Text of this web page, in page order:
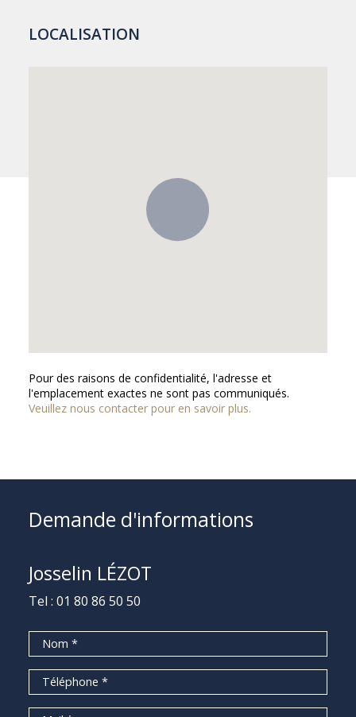
LOCALISATION
Pour des raisons de confidentialité, l'adresse et
l'emplacement exactes ne sont pas communiqués.
Veuillez nous contacter pour en savoir plus.
Demande d'informations
Josselin LÉZOT
Tel : 01 80 86 50 50